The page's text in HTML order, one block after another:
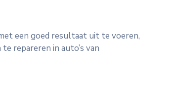
een goed resultaat uit te voeren,
repareren in auto’s van